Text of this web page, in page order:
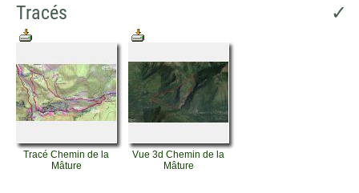
Tracés ✓
Tracé Chemin de la
Mâture
Vue 3d Chemin de la
Mâture